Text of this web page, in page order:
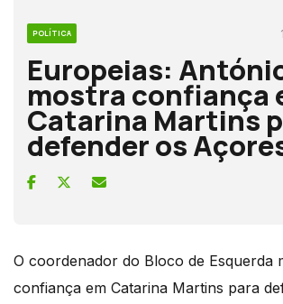
POLÍTICA
Europeias:
mostra confiança
Catarina Martins
defender os
O coordenador do Bloco de Esquerda
confiança em Catarina Martins para